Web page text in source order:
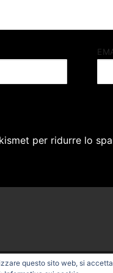
per ridurre lo
questo sito web, si